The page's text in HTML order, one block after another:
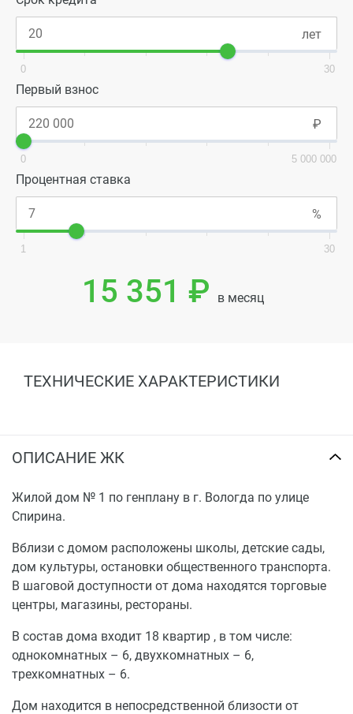
0 30
Первый взнос
0 5 000 000
Процентная ставка
1 30
15 351 ₽ в месяц
ТЕХНИЧЕСКИЕ ХАРАКТЕРИСТИКИ
ОПИСАНИЕ ЖК
Жилой дом № 1 по генплану в г. Вологда по улице
Спирина.
Вблизи с домом расположены школы, детские сады,
дом культуры, остановки общественного транспорта.
В шаговой доступности от дома находятся торговые
центры, магазины, рестораны.
В состав дома входит 18 квартир , в том числе:
однокомнатных – 6, двухкомнатных – 6,
трехкомнатных – 6.
Дом находится в непосредственной близости от